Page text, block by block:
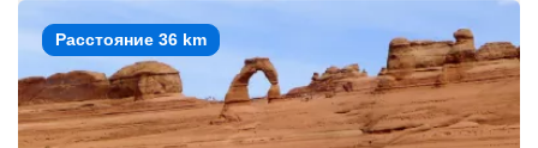
Расстояние 36 km